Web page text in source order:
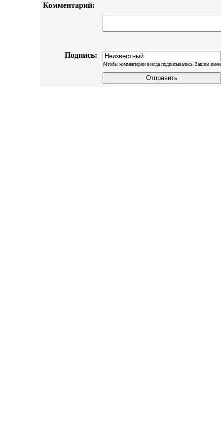
Комментарий:
Подпись:
(Чтобы комментарии всегда подписывались Вашим